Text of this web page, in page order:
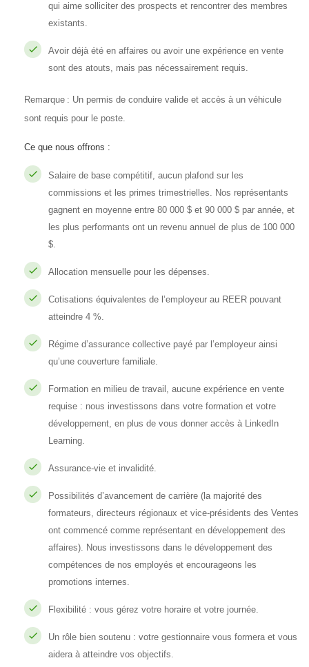
qui aime solliciter des prospects et rencontrer des membres
existants.
Avoir déjà été en affaires ou avoir une expérience en vente
sont des atouts, mais pas nécessairement requis.
Remarque : Un permis de conduire valide et accès à un véhicule
sont requis pour le poste.
Ce que nous offrons :
Salaire de base compétitif, aucun plafond sur les
commissions et les primes trimestrielles. Nos représentants
gagnent en moyenne entre 80 000 $ et 90 000 $ par année, et
les plus performants ont un revenu annuel de plus de 100 000
$.
Allocation mensuelle pour les dépenses.
Cotisations équivalentes de l’employeur au REER pouvant
atteindre 4 %.
Régime d’assurance collective payé par l’employeur ainsi
qu’une couverture familiale.
Formation en milieu de travail, aucune expérience en vente
requise : nous investissons dans votre formation et votre
développement, en plus de vous donner accès à LinkedIn
Learning.
Assurance-vie et invalidité.
Possibilités d’avancement de carrière (la majorité des
formateurs, directeurs régionaux et vice-présidents des Ventes
ont commencé comme représentant en développement des
affaires). Nous investissons dans le développement des
compétences de nos employés et encourageons les
promotions internes.
Flexibilité : vous gérez votre horaire et votre journée.
Un rôle bien soutenu : votre gestionnaire vous formera et vous
aidera à atteindre vos objectifs.